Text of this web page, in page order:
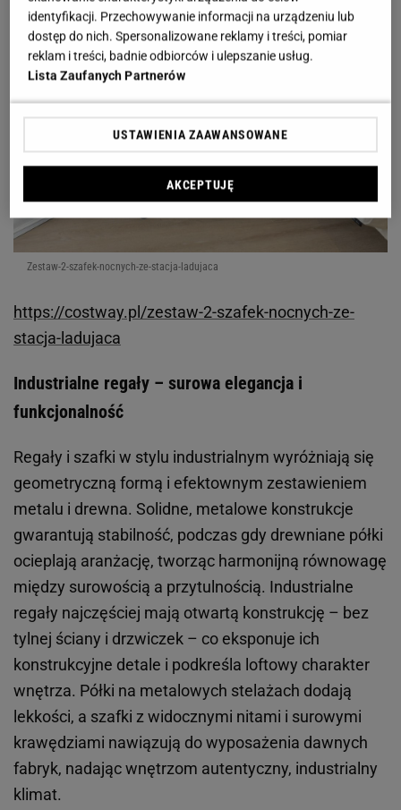
Zestaw-2-szafek-nocnych-ze-stacja-ladujaca
https://costway.pl/zestaw-2-szafek-nocnych-ze-
stacja-ladujaca
Industrialne regały – surowa elegancja i
funkcjonalność
Regały i szafki w stylu industrialnym wyróżniają się
geometryczną formą i efektownym zestawieniem
metalu i drewna. Solidne, metalowe konstrukcje
gwarantują stabilność, podczas gdy drewniane półki
ocieplają aranżację, tworząc harmonijną równowagę
między surowością a przytulnością. Industrialne
regały najczęściej mają otwartą konstrukcję – bez
tylnej ściany i drzwiczek – co eksponuje ich
konstrukcyjne detale i podkreśla loftowy charakter
wnętrza. Półki na metalowych stelażach dodają
lekkości, a szafki z widocznymi nitami i surowymi
krawędziami nawiązują do wyposażenia dawnych
fabryk, nadając wnętrzom autentyczny, industrialny
klimat.
identyfikacji. Przechowywanie informacji na urządzeniu lub
dostęp do nich. Spersonalizowane reklamy i treści, pomiar
reklam i treści, badnie odbiorców i ulepszanie usług.
Lista Zaufanych Partnerów
USTAWIENIA ZAAWANSOWANE
AKCEPTUJĘ